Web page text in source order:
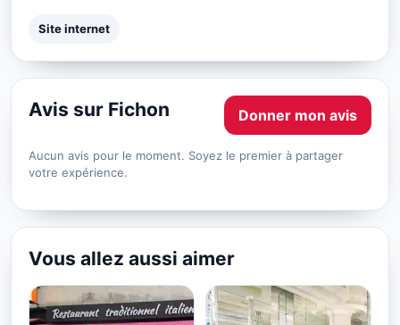
Site internet
Avis sur Fichon Donner mon avis
Aucun avis pour le moment. Soyez le premier à partager
votre expérience.
Vous allez aussi aimer